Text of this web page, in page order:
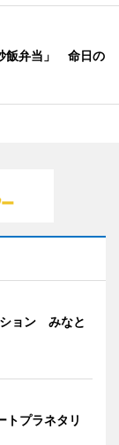
飯弁当」 命日の
ション みなと
トプラネタリ